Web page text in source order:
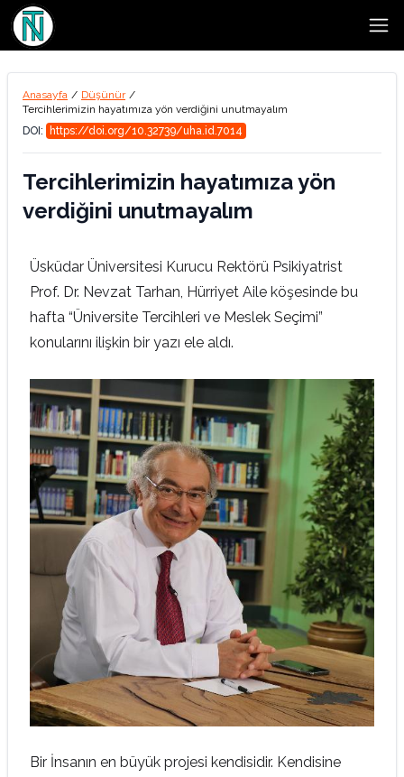
Anasayfa / Düşünür /
Tercihlerimizin hayatımıza yön verdiğini unutmayalım
DOI:
https://doi.org/10.32739/uha.id.7014
Tercihlerimizin hayatımıza yön
verdiğini unutmayalım
Üsküdar Üniversitesi Kurucu Rektörü Psikiyatrist
Prof. Dr. Nevzat Tarhan, Hürriyet Aile köşesinde bu
hafta “Üniversite Tercihleri ve Meslek Seçimi”
konularını ilişkin bir yazı ele aldı.
Bir İnsanın en büyük projesi kendisidir. Kendisine